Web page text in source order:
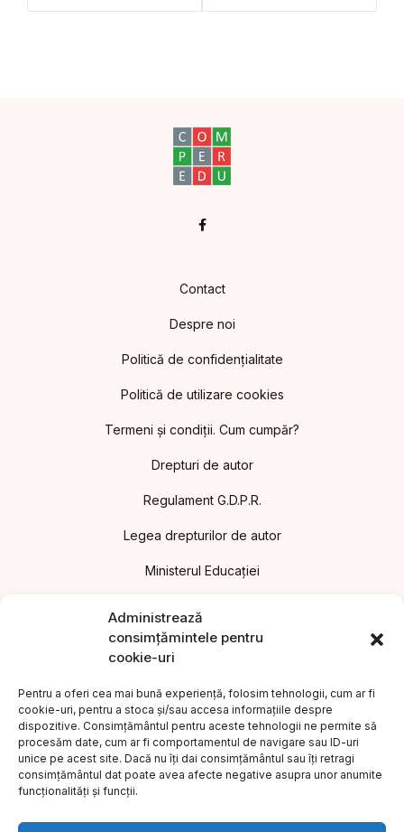
Administrează
consimțămintele pentru
cookie-uri
Pentru a oferi cea mai bună experiență, folosim tehnologii, cum ar fi
cookie-uri, pentru a stoca și/sau accesa informațiile despre
dispozitive. Consimțământul pentru aceste tehnologii ne permite să
procesăm date, cum ar fi comportamentul de navigare sau ID-uri
unice pe acest site. Dacă nu îți dai consimțământul sau îți retragi
consimțământul dat poate avea afecte negative asupra unor anumite
funcționalități și funcții.
Facebook
Contact
Despre noi
Politică de confidențialitate
Politică de utilizare cookies
Termeni și condiții. Cum cumpăr?
Drepturi de autor
Regulament G.D.P.R.
Legea drepturilor de autor
Ministerul Educației
Uniunea Editorilor din România
Institutul Cultural Român
Legea nr.186/2003 privind promovarea culturii scrise
Protecția consumatorilor A.N.P.C.